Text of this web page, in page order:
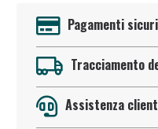
Pagamenti sicuri
Tracciamento
Assistenza